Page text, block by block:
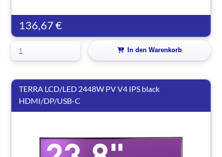
136,67 €
In den Warenkorb
TERRA LCD/LED 2448W PV V4 IPS black
HDMI/DP/USB-C